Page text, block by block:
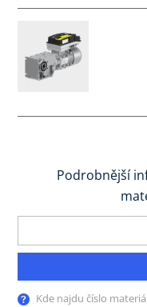
Podrobnější
Kde najdu číslo